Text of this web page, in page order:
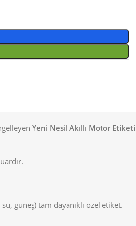
Yeni Nesil Akıllı Motor Etiketi
güneş) tam dayanıklı özel etiket.